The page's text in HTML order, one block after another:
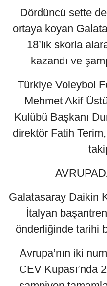
Dördüncü sette
ortaya koyan
18’lik skorla
kazandı ve
Türkiye Voleybol
Mehmet Akif
Kulübü Başkanı
direktör Fatih
Galatasaray Daikin
İtalyan
önderliğinde tarihi
Avrupa’nın iki
CEV Kupası’nda